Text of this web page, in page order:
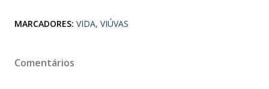
MARCADORES: VIDA VIÚVAS
Comentários